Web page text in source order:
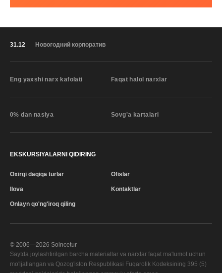
31.12 Новогодний корпоратив
Eng yaxshi narx kafolati Faqat halol narxlar
0% dan nasiya Sovg'a kartalari
EKSKURSIYALARNI QIDIRING
Oxirgi daqiqa turlar
Ilova
Onlayn qo'ng'iroq qiling
Ofislar
Kontaktlar
© 2006—2026 Solncetur
Saytda joylashtirilgan barcha materiallar va narxlar faqat ma'lumot uchun
mo'ljallangan va Qozog'iston Respublikasi Fuqarolik Kodeksining 395 (5)